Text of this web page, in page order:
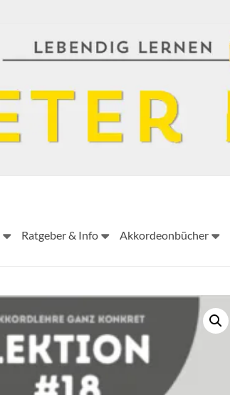
Ratgeber & Info Akkordeonbücher